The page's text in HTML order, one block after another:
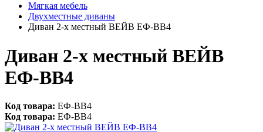
Мягкая мебель
Двухместные диваны
Диван 2-х местный ВЕЙВ ЕФ-ВВ4
Диван 2-х местный ВЕЙВ
ЕФ-ВВ4
Код товара: ЕФ-ВВ4
Код товара: ЕФ-ВВ4